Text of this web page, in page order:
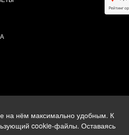
на нём максимально удобным. К
cookie-файлы. Оставаясь